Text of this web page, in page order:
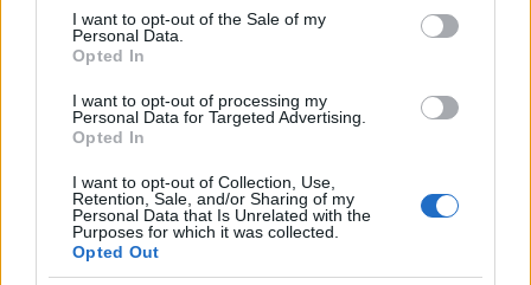
consent section.
I want to opt-out of the Sale of my
Personal Data.
Opted In
I want to opt-out of processing my
Personal Data for Targeted Advertising.
Opted In
I want to opt-out of Collection, Use,
Retention, Sale, and/or Sharing of my
Personal Data that Is Unrelated with the
Purposes for which it was collected.
Opted Out
A fair trade kereskedelem
világnapja
szombatja
Egy csésze kávé ára
Környezetvédelmi világnap
(06.05.)
Környezetvédelmi világnap az
óvodában